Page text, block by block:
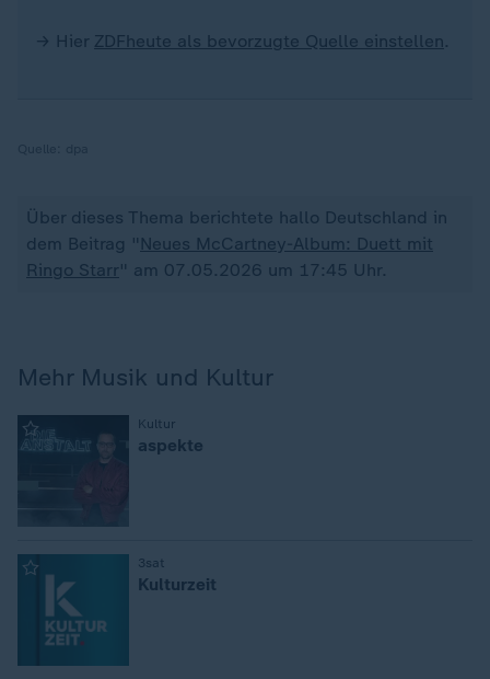
→ Hier ZDFheute als bevorzugte Quelle einstellen.
Über dieses Thema berichtete hallo Deutschland in
dem Beitrag " Neues McCartney-Album: Duett mit
Ringo Starr" am 07.05.2026 um 17:45 Uhr.
Mehr Musik und Kultur
Kultur
aspekte
3sat
Kulturzeit